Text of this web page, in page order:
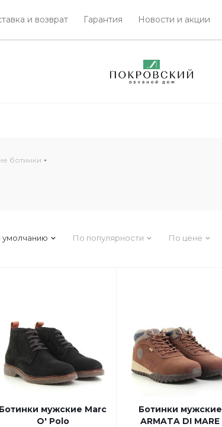
и возврат Гарантия Новости и акции
ботинки
умолчанию По популярности По цене
Ботинки мужские Marc
O' Polo
Ботинки мужские
ARMATA DI MARE